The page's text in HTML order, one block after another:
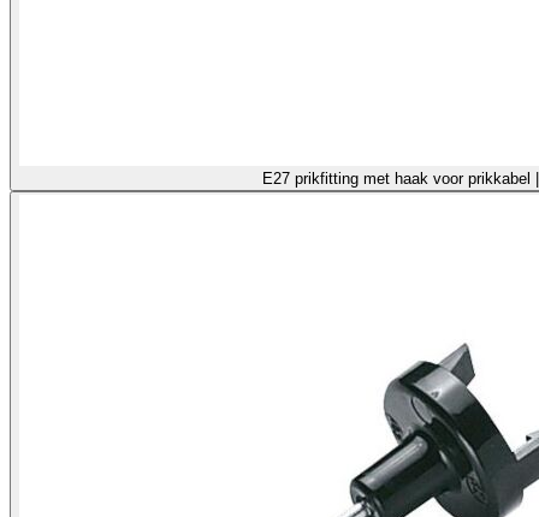
E27 prikfitting met haak voor prikkabel